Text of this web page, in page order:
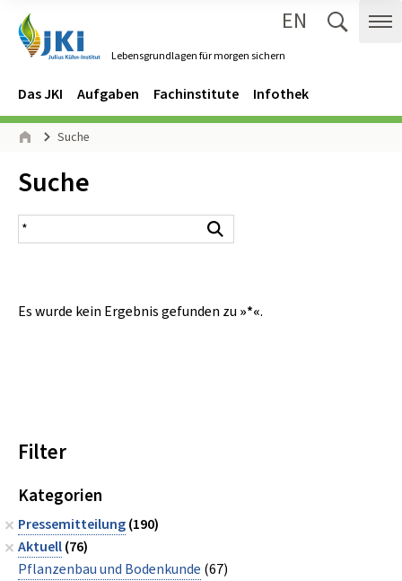
Lebensgrundlagen für morgen sichern
EN
Navigation
Hauptmenü
Das JKI Aufgaben Fachinstitute Infothek
Seitenpfad
Suche
Inhalt:
Suche
Suchergebnis
Es wurde kein Ergebnis gefunden zu »*«.
Filter
Kategorien
Pressemitteilung(190)
Aktuell(76)
Pflanzenbau und Bodenkunde (67)